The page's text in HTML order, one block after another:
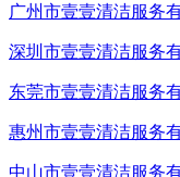
广州市壹壹清洁服务
深圳市壹壹清洁服务
东莞市壹壹清洁服务
惠州市壹壹清洁服务
中山市壹壹清洁服务